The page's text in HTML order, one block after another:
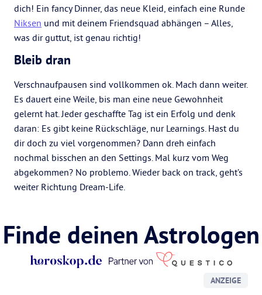
dich! Ein fancy Dinner, das neue Kleid, einfach eine Runde
Niksen und mit deinem Friendsquad abhängen – Alles,
was dir guttut, ist genau richtig!
Bleib dran
Verschnaufpausen sind vollkommen ok. Mach dann weiter.
Es dauert eine Weile, bis man eine neue Gewohnheit
gelernt hat. Jeder geschaffte Tag ist ein Erfolg und denk
daran: Es gibt keine Rückschläge, nur Learnings. Hast du
dir doch zu viel vorgenommen? Dann dreh einfach
nochmal bisschen an den Settings. Mal kurz vom Weg
abgekommen? No problemo. Wieder back on track, geht’s
weiter Richtung Dream-Life.
Finde deinen Astrologen
ANZEIGE